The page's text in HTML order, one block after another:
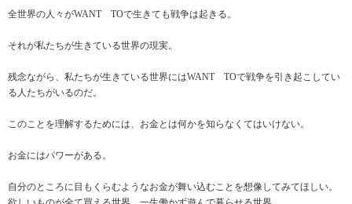
全世界の人々がWANT TOで生きても戦争は起きる。
それが私たちが生きている世界の現実。
残念ながら、私たちが生きている世界にはWANT TOで戦争を引き起こしてい
る人たちがいるのだ。
このことを理解するためには、お金とは何かを知らなくてはいけない。
お金にはパワーがある。
自分のところに目もくらむようなお金が舞い込むことを想像してみてほしい。